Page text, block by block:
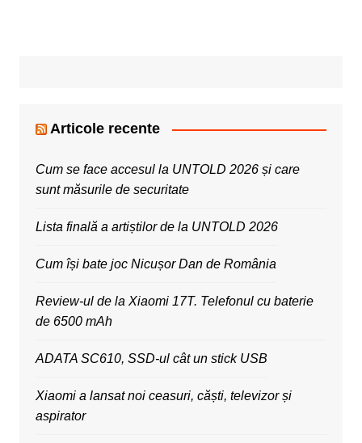
Articole recente
Cum se face accesul la UNTOLD 2026 și care
sunt măsurile de securitate
Lista finală a artiștilor de la UNTOLD 2026
Cum își bate joc Nicușor Dan de România
Review-ul de la Xiaomi 17T. Telefonul cu baterie
de 6500 mAh
ADATA SC610, SSD-ul cât un stick USB
Xiaomi a lansat noi ceasuri, căști, televizor și
aspirator